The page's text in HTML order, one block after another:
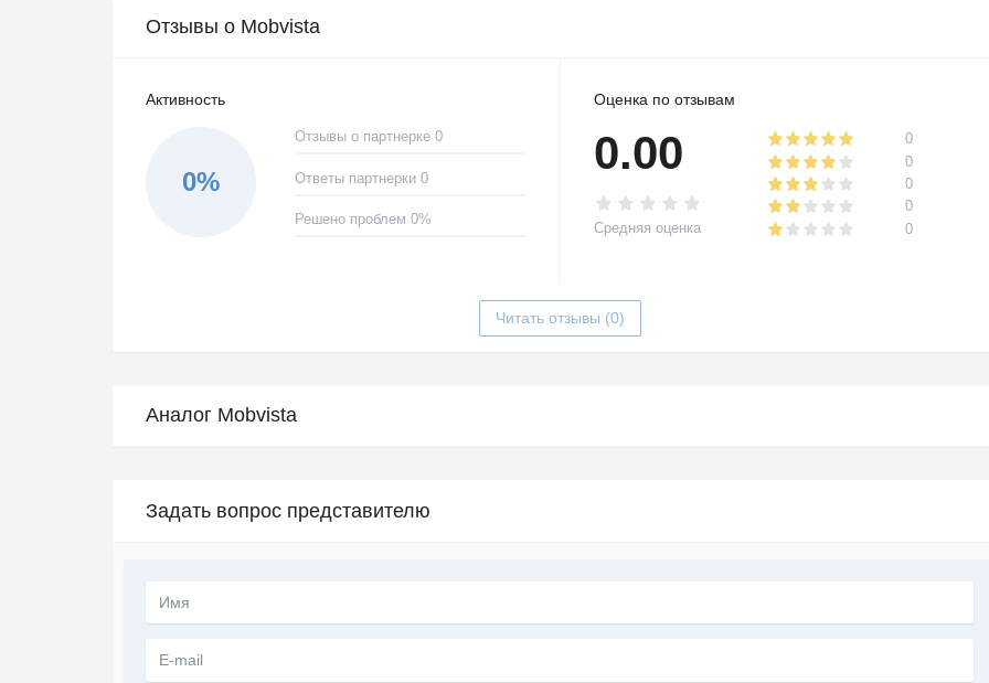
Отзывы о Mobvista
Активность
0%
Отзывы о партнерке 0
Ответы партнерки 0
Решено проблем 0%
Оценка по отзывам
0.00
Средняя оценка
0
0
0
0
0
Читать отзывы (0)
Аналог Mobvista
Задать вопрос представителю